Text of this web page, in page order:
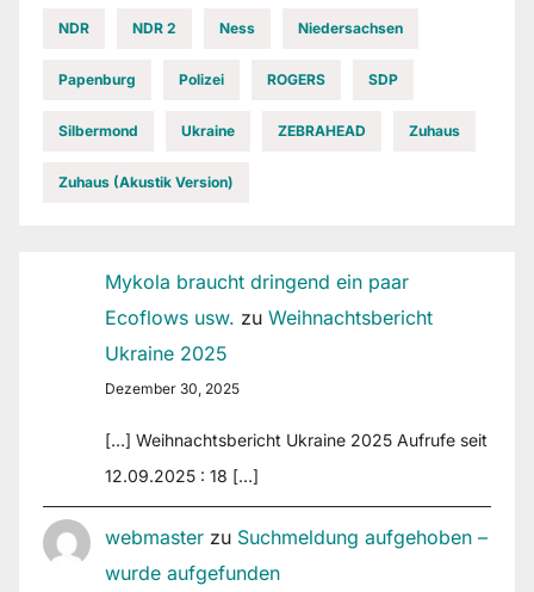
NDR NDR 2 Ness Niedersachsen
Papenburg Polizei ROGERS SDP
Silbermond Ukraine ZEBRAHEAD Zuhaus
Zuhaus (Akustik Version)
Mykola braucht dringend ein paar
Ecoflows usw. zu Weihnachtsbericht
Ukraine 2025
Dezember 30, 2025
[…] Weihnachtsbericht Ukraine 2025 Aufrufe seit
12.09.2025 : 18 […]
webmaster zu Suchmeldung aufgehoben –
wurde aufgefunden